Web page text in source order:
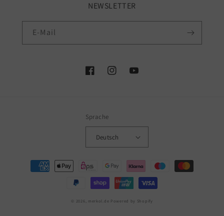
NEWSLETTER
E-Mail
FacebookInstagramYouTube
Sprache
Deutsch
Zahlungsmethoden
© 2026, merkol.de Powered by Shopify